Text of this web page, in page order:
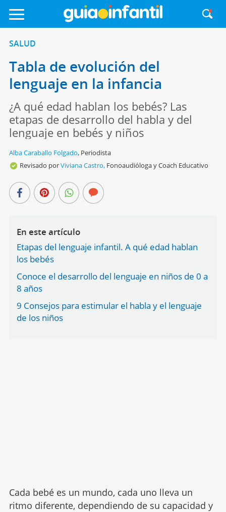
SALUD
Tabla de evolución del
lenguaje en la infancia
¿A qué edad hablan los bebés? Las
etapas de desarrollo del habla y del
lenguaje en bebés y niños
Alba Caraballo Folgado, Periodista
Revisado porViviana Castro, Fonoaudióloga y Coach Educativo
En este artículo
Etapas del lenguaje infantil. A qué edad hablan
los bebés
Conoce el desarrollo del lenguaje en niños de 0 a
8 años
9 Consejos para estimular el habla y el lenguaje
de los niños
Cada bebé es un mundo, cada uno lleva un
ritmo diferente, dependiendo de su capacidad y